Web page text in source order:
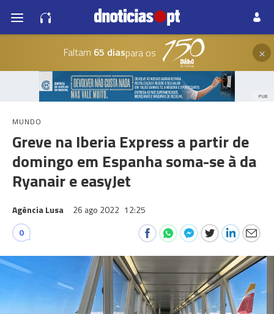
Faltam 65 diaspara os ×
PUB
MUNDO
Greve na Iberia Express a partir de
domingo em Espanha soma-se à da
Ryanair e easyJet
Agência Lusa 26 ago 2022 12:25
0